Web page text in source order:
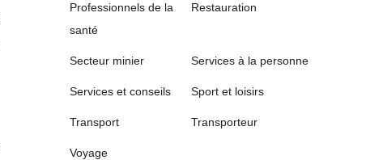
Professionnels de la
santé
Restauration
Secteur minier Services à la personne
Services et conseils Sport et loisirs
Transport Transporteur
Voyage